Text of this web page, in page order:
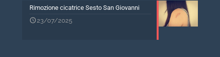
Rimozione cicatrice Sesto San Giovanni
23/07/2025